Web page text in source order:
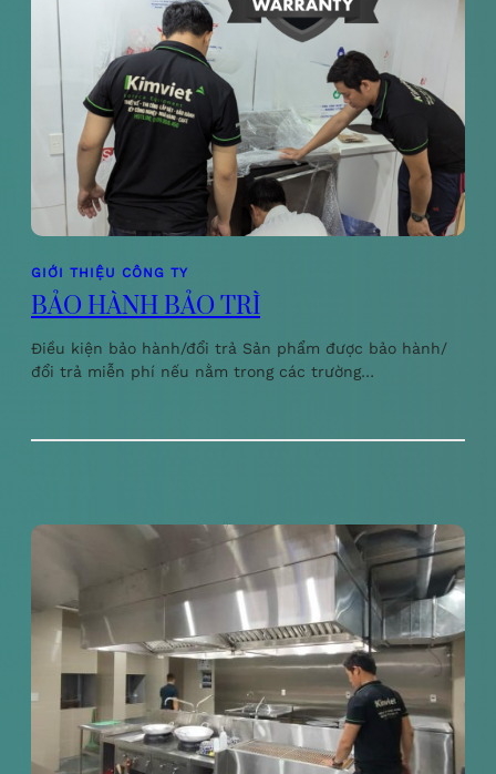
GIỚI THIỆU CÔNG TY
BẢO HÀNH BẢO TRÌ
Điều kiện bảo hành/đổi trả Sản phẩm được bảo hành/
đổi trả miễn phí nếu nằm trong các trường…